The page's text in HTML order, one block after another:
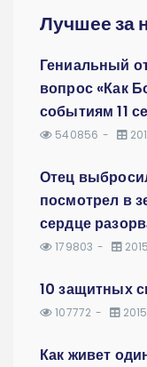
Лучшее за
Гениальный
вопрос «Как
событиям 11
540856
Отец
посмотрел в
сердце
179803
10 защитных
107772
Как живет